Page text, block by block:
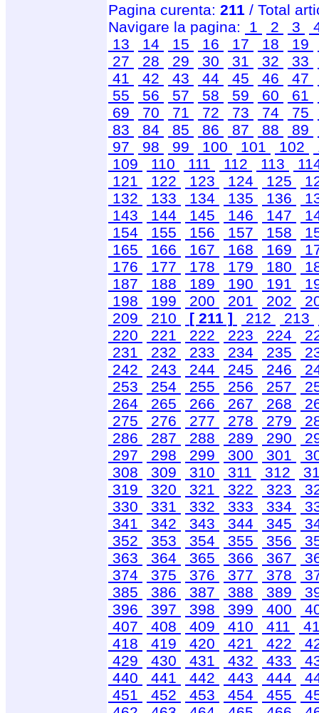
Pagina curenta: 211 / Total
Navigare la pagina:
1 2 3
13
14 15 16 17 18 19
27
28 29 30 31 32 33
41
42 43 44 45 46 47
55
56 57 58 59 60 61
69
70 71 72 73 74 75
83
84 85 86 87 88 89
97
98 99 100 101 102
109
110 111 112 113
121
122 123 124 125
132
133 134 135 136
143
144 145 146 147
154
155 156 157 158
165
166 167 168 169
176
177 178 179 180
187
188 189 190 191
198
199 200 201 202
209
210 [ 211 ] 212 213
220
221 222 223 224
231
232 233 234 235
242
243 244 245 246
253
254 255 256 257
264
265 266 267 268
275
276 277 278 279
286
287 288 289 290
297
298 299 300 301
308
309 310 311 312
319
320 321 322 323
330
331 332 333 334
341
342 343 344 345
352
353 354 355 356
363
364 365 366 367
374
375 376 377 378
385
386 387 388 389
396
397 398 399 400
407
408 409 410 411
418
419 420 421 422
429
430 431 432 433
440
441 442 443 444
451
452 453 454 455